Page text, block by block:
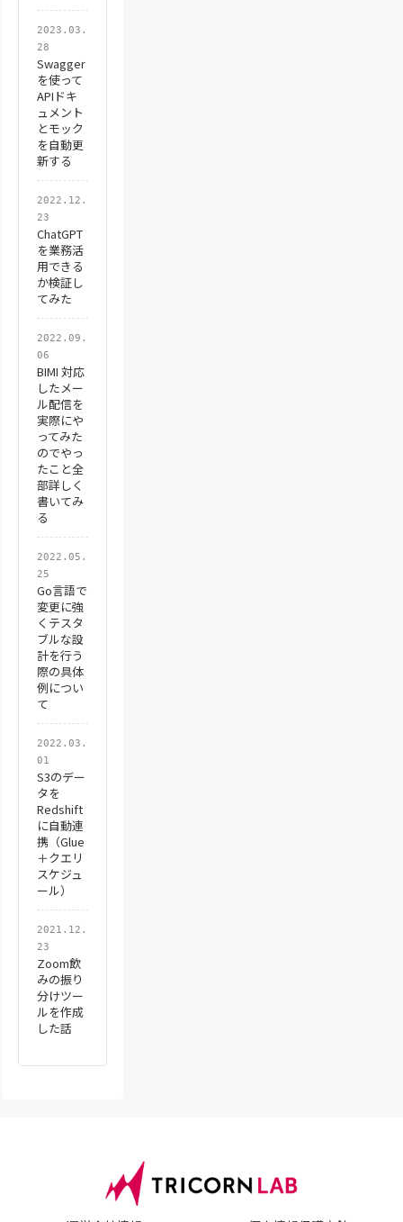
2023.03.
28
Swagger
を使って
APIドキ
ュメント
とモック
を自動更
新する
2022.12.
23
ChatGPT
を業務活
用できる
か検証し
てみた
2022.09.
06
BIMI 対応
したメー
ル配信を
実際にや
ってみた
のでやっ
たこと全
部詳しく
書いてみ
る
2022.05.
25
Go言語で
変更に強
くテスタ
ブルな設
計を行う
際の具体
例につい
て
2022.03.
01
S3のデー
タを
Redshift
に自動連
携（Glue
＋クエリ
スケジュ
ール）
2021.12.
23
Zoom飲
みの振り
分けツー
ルを作成
した話